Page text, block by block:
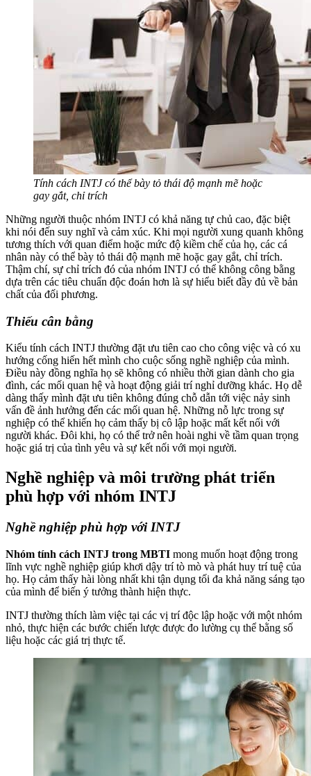
Tính cách INTJ có thể bày tỏ thái độ mạnh mẽ hoặc
gay gắt, chỉ trích
Những người thuộc nhóm INTJ có khả năng tự chủ cao, đặc biệt
khi nói đến suy nghĩ và cảm xúc. Khi mọi người xung quanh không
tương thích với quan điểm hoặc mức độ kiềm chế của họ, các cá
nhân này có thể bày tỏ thái độ mạnh mẽ hoặc gay gắt, chỉ trích.
Thậm chí, sự chỉ trích đó của nhóm INTJ có thể không công bằng
dựa trên các tiêu chuẩn độc đoán hơn là sự hiểu biết đầy đủ về bản
chất của đối phương.
Thiếu cân bằng
Kiểu tính cách INTJ thường đặt ưu tiên cao cho công việc và có xu
hướng cống hiến hết mình cho cuộc sống nghề nghiệp của mình.
Điều này đồng nghĩa họ sẽ không có nhiều thời gian dành cho gia
đình, các mối quan hệ và hoạt động giải trí nghỉ dưỡng khác. Họ dễ
dàng thấy mình đặt ưu tiên không đúng chỗ dẫn tới việc nảy sinh
vấn đề ảnh hưởng đến các mối quan hệ. Những nỗ lực trong sự
nghiệp có thể khiến họ cảm thấy bị cô lập hoặc mất kết nối với
người khác. Đôi khi, họ có thể trở nên hoài nghi về tầm quan trọng
hoặc giá trị của tình yêu và sự kết nối với mọi người.
Nghề nghiệp và môi trường phát triển
phù hợp với nhóm INTJ
Nghề nghiệp phù hợp với INTJ
Nhóm tính cách INTJ trong MBTI mong muốn hoạt động trong
lĩnh vực nghề nghiệp giúp khơi dậy trí tò mò và phát huy trí tuệ của
họ. Họ cảm thấy hài lòng nhất khi tận dụng tối đa khả năng sáng tạo
của mình để biến ý tưởng thành hiện thực.
INTJ thường thích làm việc tại các vị trí độc lập hoặc với một nhóm
nhỏ, thực hiện các bước chiến lược được đo lường cụ thể bằng số
liệu hoặc các giá trị thực tế.